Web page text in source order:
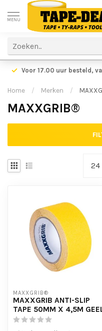
MENU
Voor 17.00 uur besteld,
Home / Merken /
MAXXGRIB®
MAXXGRIB®
MAXXGRIB ANTI-SLIP
TAPE 50MM X 4,5M